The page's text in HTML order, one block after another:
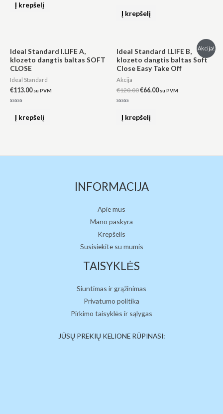
Į krepšelį
Į krepšelį
Ideal Standard I.LIFE A,
klozeto dangtis baltas SOFT
CLOSE
Ideal Standard
€113.00 su PVM
Į krepšelį
Akcija!
Ideal Standard I.LIFE B,
klozeto dangtis baltas Soft
Close Easy Take Off
Akcija
€120.00
price
was:
€120.00.
€66.00
price
is:
€66.00.
su PVM
Į krepšelį
INFORMACIJA
Apie mus
Mano paskyra
Krepšelis
Susisiekite su mumis
TAISYKLĖS
Siuntimas ir grąžinimas
Privatumo politika
Pirkimo taisyklės ir sąlygas
JŪSŲ PREKIŲ KELIONE RŪPINASI: